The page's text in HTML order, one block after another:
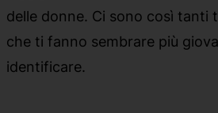
delle donne. Ci sono così tanti
che ti fanno sembrare più
identificare.